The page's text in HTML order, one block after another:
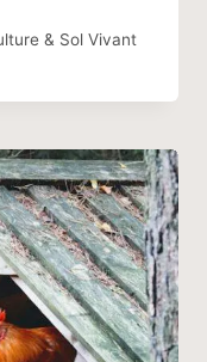
& Sol Vivant